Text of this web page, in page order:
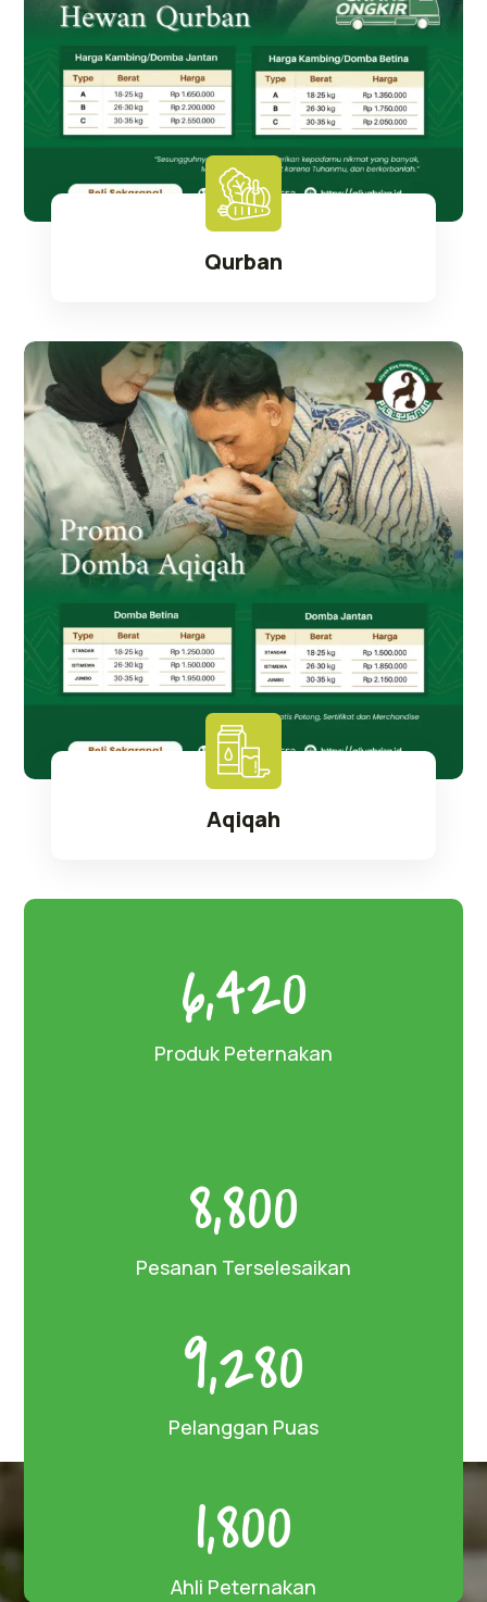
Qurban
Aqiqah
6,420
Produk Peternakan
8,800
Pesanan Terselesaikan
9,280
Pelanggan Puas
1,800
Ahli Peternakan